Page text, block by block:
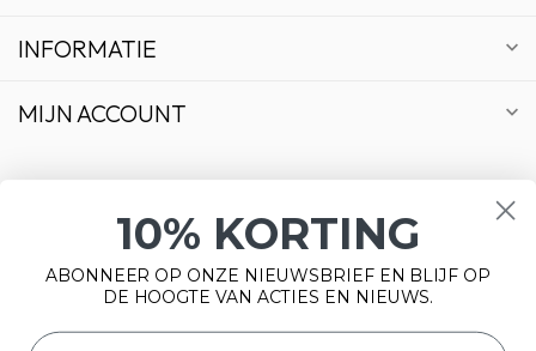
INFORMATIE
MIJN ACCOUNT
10% KORTING
ABONNEER OP ONZE NIEUWSBRIEF EN BLIJF OP
DE HOOGTE VAN ACTIES EN NIEUWS.